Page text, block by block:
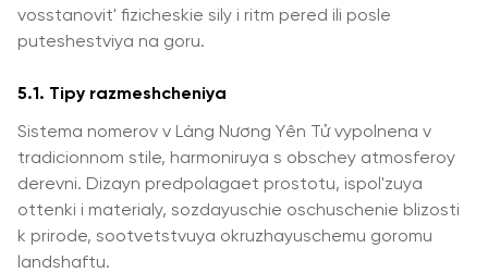
vosstanovit' fizicheskie sily i ritm pered ili posle
puteshestviya na goru.
5.1. Tipy razmeshcheniya
Sistemа nomerov v Làng Nương Yên Tử vypolnena v
tradicionnom stile, harmoniruya s obschey atmosferoy
derevni. Dizayn predpolagaet prostotu, ispol'zuya
ottenki i materialy, sozdayuschie oschuschenie blizosti
k prirode, sootvetstvuya okruzhayuschemu goromu
landshaftu.